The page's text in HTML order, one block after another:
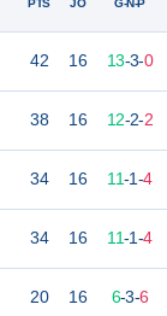
42 16 13-3-0
38 16 12-2-2
34 16 11-1-4
34 16 11-1-4
20 16 6-3-6